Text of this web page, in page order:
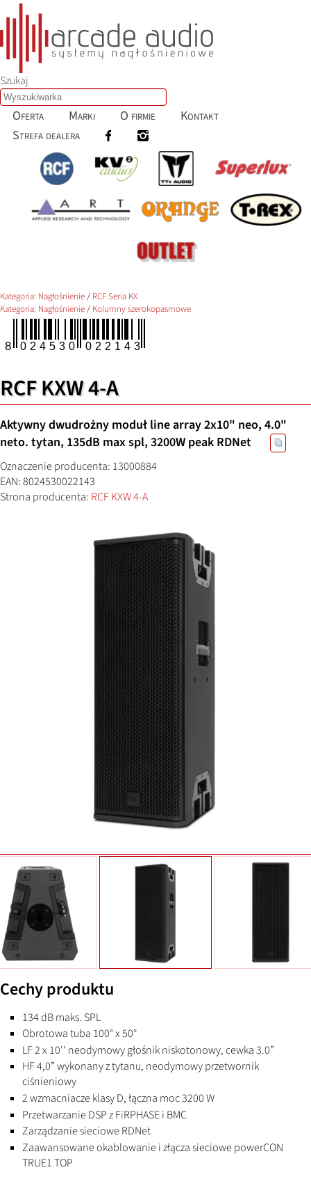
Szukaj
Oferta Marki O firmie
Kontakt
Strefa dealera
Kategoria: Nagłośnienie/ RCF Seria KX
Kategoria: Nagłośnienie/ Kolumny szerokopasmowe
RCF KXW 4-A
Aktywny dwudrożny moduł line array 2x10" neo, 4.0"
neto. tytan, 135dB max spl, 3200W peak RDNet
Oznaczenie producenta: 13000884
EAN: 8024530022143
Strona producenta: RCF KXW 4-A
Cechy produktu
134 dB maks. SPL
Obrotowa tuba 100° x 50°
LF 2 x 10'' neodymowy głośnik niskotonowy, cewka 3.0”
HF 4,0” wykonany z tytanu, neodymowy przetwornik
ciśnieniowy
2 wzmacniacze klasy D, łączna moc 3200 W
Przetwarzanie DSP z FiRPHASE i BMC
Zarządzanie sieciowe RDNet
Zaawansowane okablowanie i złącza sieciowe powerCON
TRUE1 TOP